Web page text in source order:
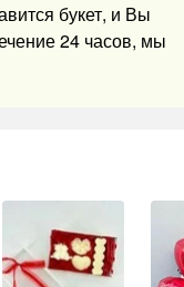
букет, и Вы
24 часов, мы